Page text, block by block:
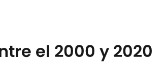
el 2000 y 2020